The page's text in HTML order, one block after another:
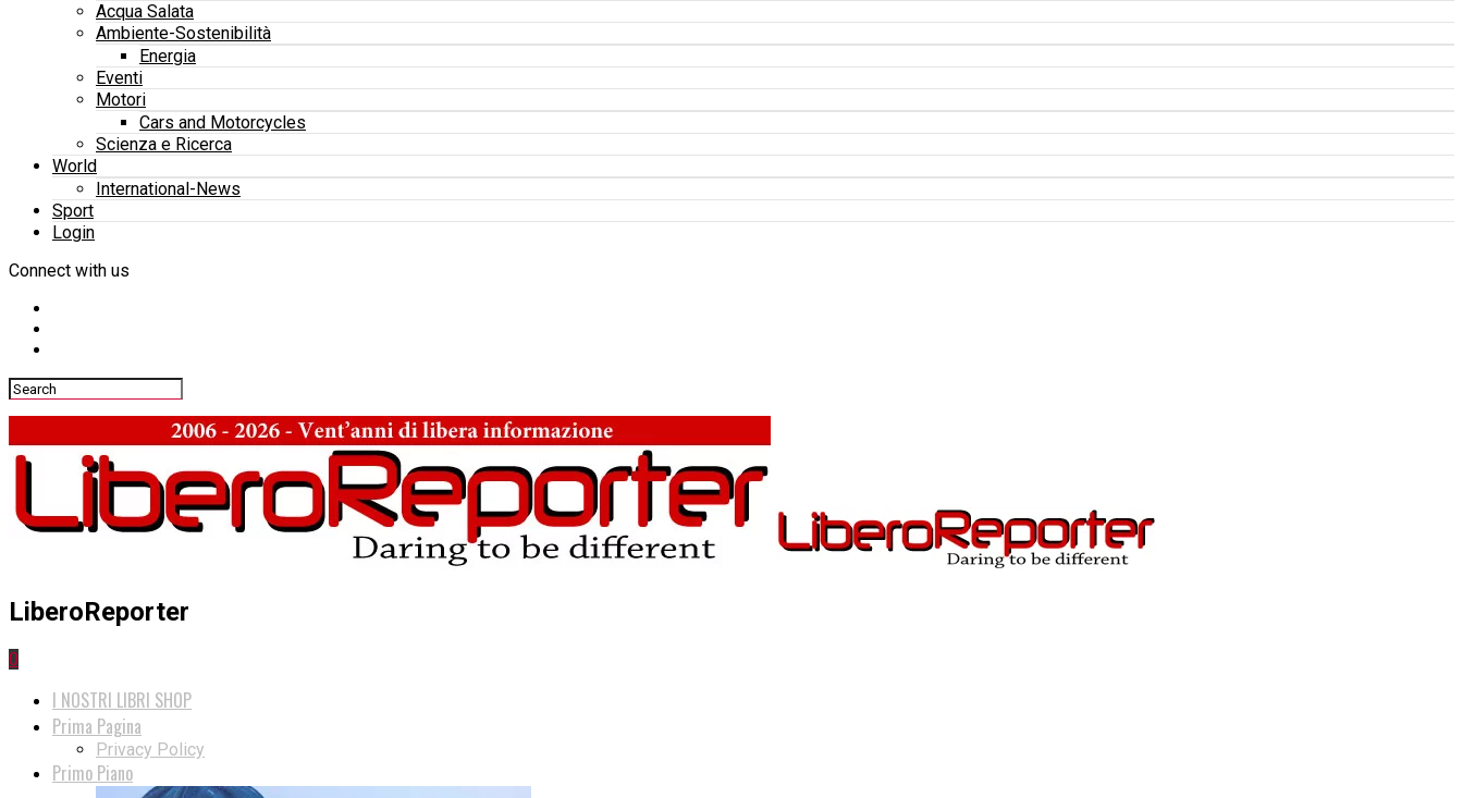
Acqua Salata
Ambiente-Sostenibilità
Energia
Eventi
Motori
Cars and Motorcycles
Scienza e Ricerca
World
International-News
Sport
Login
Connect with us
LiberoReporter
0
I NOSTRI LIBRI SHOP
Prima Pagina
Privacy Policy
Primo Piano